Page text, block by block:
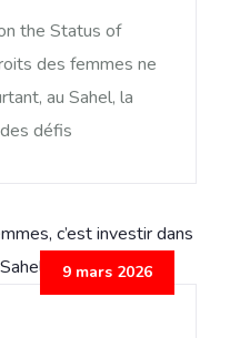
the Status of
des femmes ne
au Sahel, la
défis
9 mars 2026